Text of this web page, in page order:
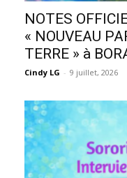
NOTES
« NOUVEAU
TERRE » à
Cindy LG - 9 juillet, 2026